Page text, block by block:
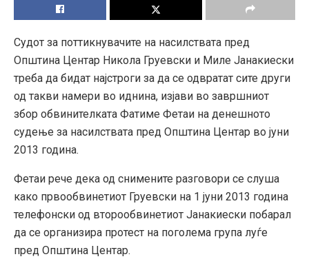
Судот за поттикнувачите на насилствата пред
Општина Центар Никола Груевски и Миле Јанакиески
треба да бидат најстроги за да се одвратат сите други
од такви намери во иднина, изјави во завршниот
збор обвинителката Фатиме Фетаи на денешното
судење за насилствата пред Општина Центар во јуни
2013 година.
Фетаи рече дека од снимените разговори се слуша
како првообвинетиот Груевски на 1 јуни 2013 година
телефонски од второобвинетиот Јанакиески побарал
да се организира протест на поголема група луѓе
пред Општина Центар.